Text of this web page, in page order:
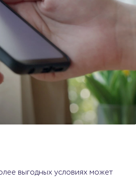
выгодных условиях может